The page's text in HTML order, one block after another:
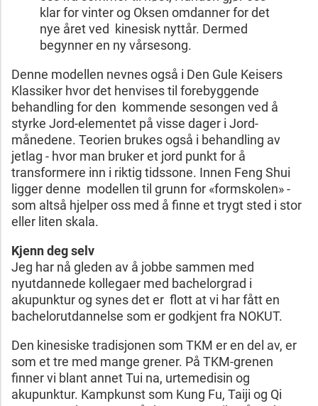
klar for vinter og Oksen omdanner for det
nye året ved kinesisk nyttår. Dermed
begynner en ny vårsesong.
Denne modellen nevnes også i Den Gule Keisers
Klassiker hvor det henvises til forebyggende
behandling for den kommende sesongen ved å
styrke Jord-elementet på visse dager i Jord-
månedene. Teorien brukes også i behandling av
jetlag - hvor man bruker et jord punkt for å
transformere inn i riktig tidssone. Innen Feng Shui
ligger denne modellen til grunn for «formskolen» -
som altså hjelper oss med å finne et trygt sted i stor
eller liten skala.
Kjenn deg selv
Jeg har nå gleden av å jobbe sammen med
nyutdannede kollegaer med bachelorgrad i
akupunktur og synes det er flott at vi har fått en
bachelorutdannelse som er godkjent fra NOKUT.
Den kinesiske tradisjonen som TKM er en del av, er
som et tre med mange grener. På TKM-grenen
finner vi blant annet Tui na, urtemedisin og
akupunktur. Kampkunst som Kung Fu, Taiji og Qi